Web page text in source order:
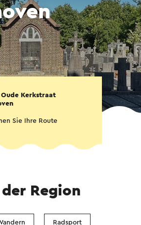
Oude Kerkstraat
Sie Ihre Route
Region
Radsport